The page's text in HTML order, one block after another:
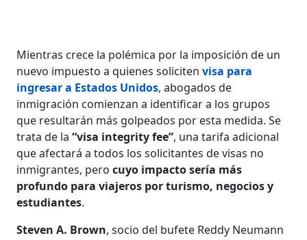
Mientras crece la polémica por la imposición de un
nuevo impuesto a quienes solicitenvisa para
ingresar a Estados Unidos, abogados de
inmigración comienzan a identificar a los grupos
que resultarán más golpeados por esta medida. Se
trata de la“visa integrity fee”, una tarifa adicional
que afectará a todos los solicitantes de visas no
inmigrantes, perocuyo impacto sería más
profundo para viajeros por turismo, negocios y
estudiantes.
Steven A. Brown, socio del bufete Reddy Neumann